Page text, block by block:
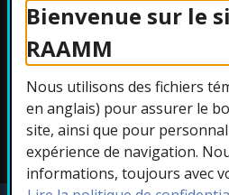
Bienvenue sur le
RAAMM
Nous utilisons des fichiers
en anglais) pour assurer le
site, ainsi que pour
expérience de navigation.
informations, toujours avec
Protection des
renseignements
Accessibilité